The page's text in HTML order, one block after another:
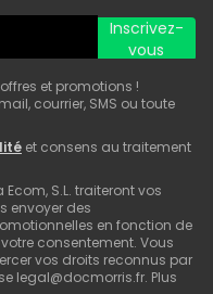
Inscrivez-
vous
et promotions !
courrier, SMS ou toute
et consens au traitement
S.L. traiteront vos
envoyer des
en fonction de
consentement. Vous
vos droits reconnus par
legal@docmorris.fr. Plus